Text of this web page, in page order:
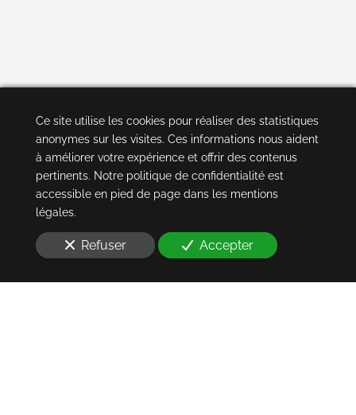
Ce site utilise les cookies pour réaliser des statistiques
anonymes sur les visites. Ces informations nous aident
à améliorer votre expérience et offrir des contenus
pertinents. Notre politique de confidentialité est
accessible en pied de page dans les mentions
légales.
Refuser Accepter